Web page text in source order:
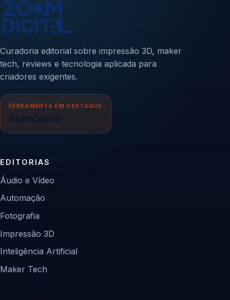
Curadoria editorial sobre impressão 3D, maker
tech, reviews e tecnologia aplicada para
criadores exigentes.
FERRAMENTA EM DESTAQUE
ZoomCalc3D
EDITORIAS
Áudio e Vídeo
Automação
Fotografia
Impressão 3D
Inteligência Artificial
Maker Tech